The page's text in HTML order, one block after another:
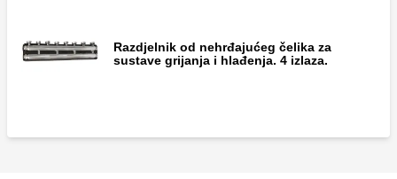
Razdjelnik od nehrđajućeg čelika za
sustave grijanja i hlađenja. 4 izlaza.